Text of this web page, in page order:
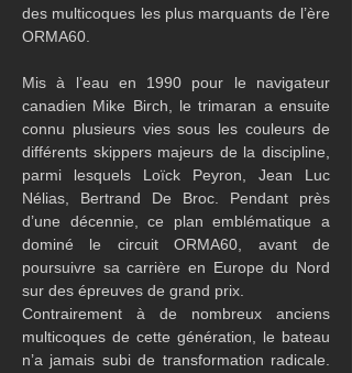
des multicoques les plus marquants de l’ère
ORMA60.
Mis à l’eau en 1990 pour le navigateur
canadien Mike Birch, le trimaran a ensuite
connu plusieurs vies sous les couleurs de
différents skippers majeurs de la discipline,
parmi lesquels Loïck Peyron, Jean Luc
Nélias, Bertrand De Broc. Pendant près
d’une décennie, ce plan emblématique a
dominé le circuit ORMA60, avant de
poursuivre sa carrière en Europe du Nord
sur des épreuves de grand prix.
Contrairement à de nombreux anciens
multicoques de cette génération, le bateau
n’a jamais subi de transformation radicale.